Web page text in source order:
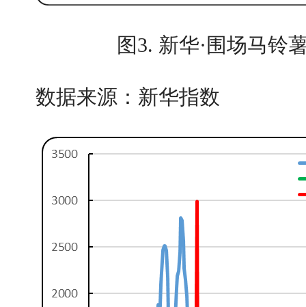
图3. 新华·围场马铃
数据来源：新华指数